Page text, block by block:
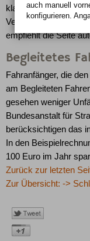
klassisches
Versicherung als ein
empfiehlt die Seite
Begleitetes
Fahranfänger, die
am Begleiteten
gesehen weniger
Bundesanstalt für
berücksichtigen das
In den
100 Euro im Jahr
Zurück zur letzten
Zur Übersicht: ->
auch manuell
konfigurieren.